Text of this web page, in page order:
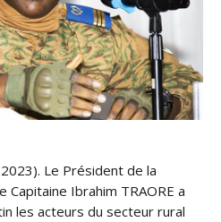
Le Président de la
Capitaine Ibrahim TRAORE a
les acteurs du secteur rural